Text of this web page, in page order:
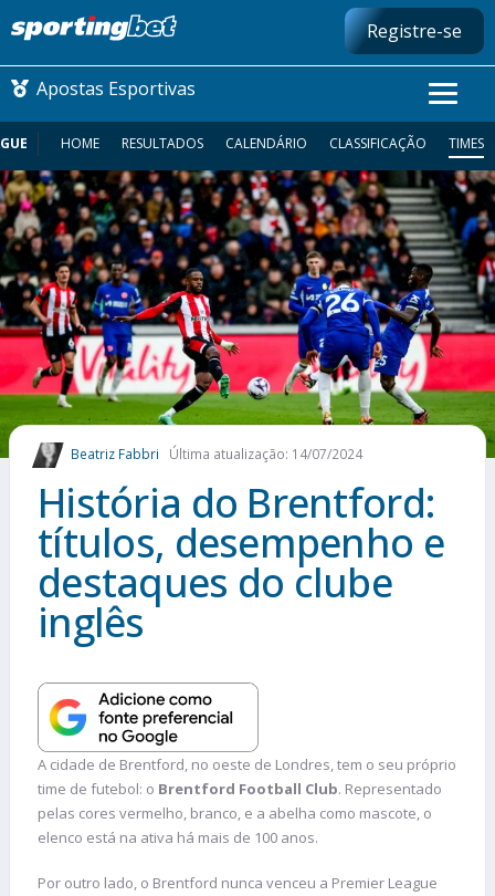
Registre-se
Apostas Esportivas
CONMEBOL LIBERTADORES
FUTEBOL NACIONAL
FUTEBOL INTERNACIONAL
COMO APOSTAR
MAIS ESPORTES
HOME RESULTADOS CALENDÁRIO CLASSIFICAÇÃO TIMES
Beatriz Fabbri Última atualização: 14/07/2024
História do Brentford:
títulos, desempenho e
destaques do clube
inglês
A cidade de Brentford, no oeste de Londres, tem o seu próprio
time de futebol: o Brentford Football Club. Representado
pelas cores vermelho, branco, e a abelha como mascote, o
elenco está na ativa há mais de 100 anos.
Por outro lado, o Brentford nunca venceu a Premier League